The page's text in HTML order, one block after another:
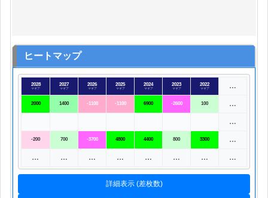
ヒートマップ
2028
マギア
2027
マギア
2026
マギア
2025
マギア
2024
マギア
2023
マギア
2022
マギア …
2000 1400 -1100 -1100 6900 -2600 100 …
…
-200 700 -3700 4800 4400 800 3300 …
… … … … … … … …
詳細表示 (差枚数)